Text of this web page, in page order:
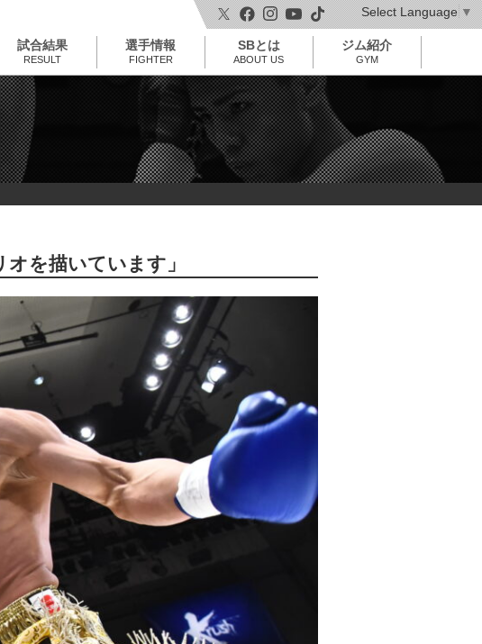
t
o
l
i
試合結果
RESULT
選手情報
FIGHTER
SBとは
ABOUT US
ジム紹介
GYM
Select Language▼
を描いています」